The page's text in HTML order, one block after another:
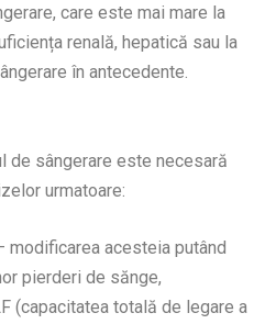
care este mai mare la
renală, hepatică sau la
în antecedente.
de sângerare este necesară
urmatoare:
modificarea acesteia putând
pierderi de sănge,
(capacitatea totală de legare a